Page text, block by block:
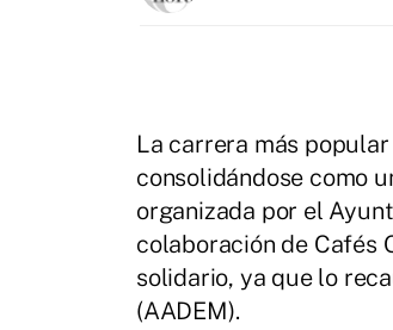
La carrera más
consolidándose como
organizada por el
colaboración de Cafés
solidario, ya que lo
(AADEM).